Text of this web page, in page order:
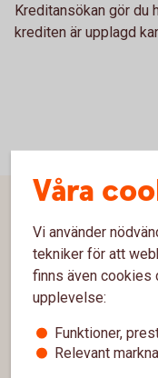
Kreditansökan gör du
krediten är upplagd
Våra
Vi använder
tekniker för att
finns även cookies
upplevelse:
Funktioner,
Relevant
Sidfot
Hitta snabbt
Kontakta oss
Spärrhjälp
Bli kund